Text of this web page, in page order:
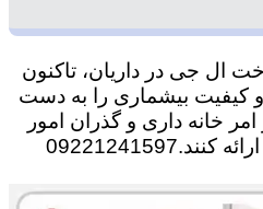
ال جی در داریان، تاکنون
و کیفیت بیشماری را به دست
خانه داری و گذران امور
زندگی، کمک های فراوانی ارائه کنند.09221241597